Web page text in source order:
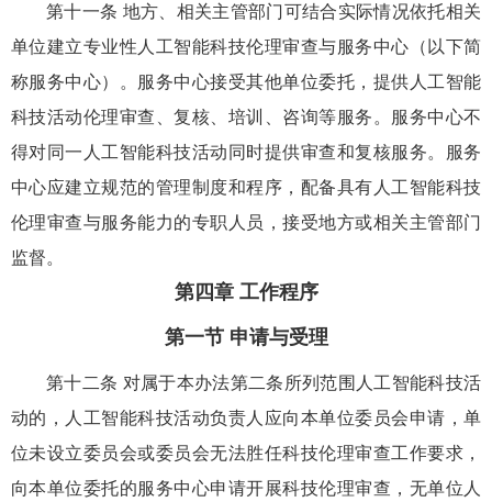
第十一条 地方、相关主管部门可结合实际情况依托相关
单位建立专业性人工智能科技伦理审查与服务中心（以下简
称服务中心）。服务中心接受其他单位委托，提供人工智能
科技活动伦理审查、复核、培训、咨询等服务。服务中心不
得对同一人工智能科技活动同时提供审查和复核服务。服务
中心应建立规范的管理制度和程序，配备具有人工智能科技
伦理审查与服务能力的专职人员，接受地方或相关主管部门
监督。
第四章 工作程序
第一节 申请与受理
第十二条 对属于本办法第二条所列范围人工智能科技活
动的，人工智能科技活动负责人应向本单位委员会申请，单
位未设立委员会或委员会无法胜任科技伦理审查工作要求，
向本单位委托的服务中心申请开展科技伦理审查，无单位人